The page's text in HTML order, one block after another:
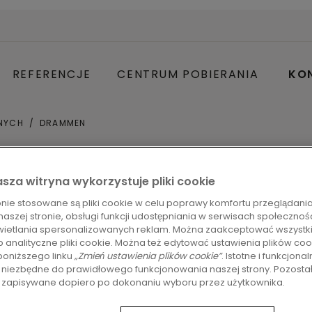
REFERENCJE CENTRUM POBIERANIA
DRAMMEN
standardowych wymiarach i subtelną fazą,
charakteru — od delikatnych po
witryna wykorzystuje pliki cookie
stosowane są pliki cookie w celu poprawy komfortu
stronie, obsługi funkcji udostępniania w serwisach
spersonalizowanych reklam. Można zaakceptować
analityczne pliki cookie. Można też edytować ustawienia plików
linku „Zmień ustawienia plików cookie”. Istotne i
do prawidłowego funkcjonowania naszej strony.
dopiero po dokonaniu wyboru przez użytkownika.